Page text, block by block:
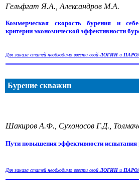
Гельфгат Я.А., Александров М.А.
Коммерческая скорость бурения и
критерии экономической эффективности
Для заказа статей необходимо ввести свойЛОГИН и
Бурение скважин
Шакиров А.Ф., Сухоносов Г.Д.,
Пути повышения эффективности испытания
Для заказа статей необходимо ввести свойЛОГИН и